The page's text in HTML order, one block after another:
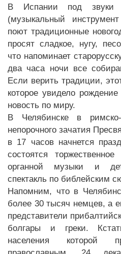
В Испании под звуки
(музыкальный
поют традиционные
просят сладкое, нугу,
что напоминает
два часа ночи все
Если верить традиции,
которое увидело
новость по миру.
В Челябинске в римско-
непорочного зачатия
в 17 часов начнется
состоятся
органной музыки и
спектакль по библейским
Напомним, что в
более 30 тысяч немцев, а
представители
болгары и греки.
населения которой